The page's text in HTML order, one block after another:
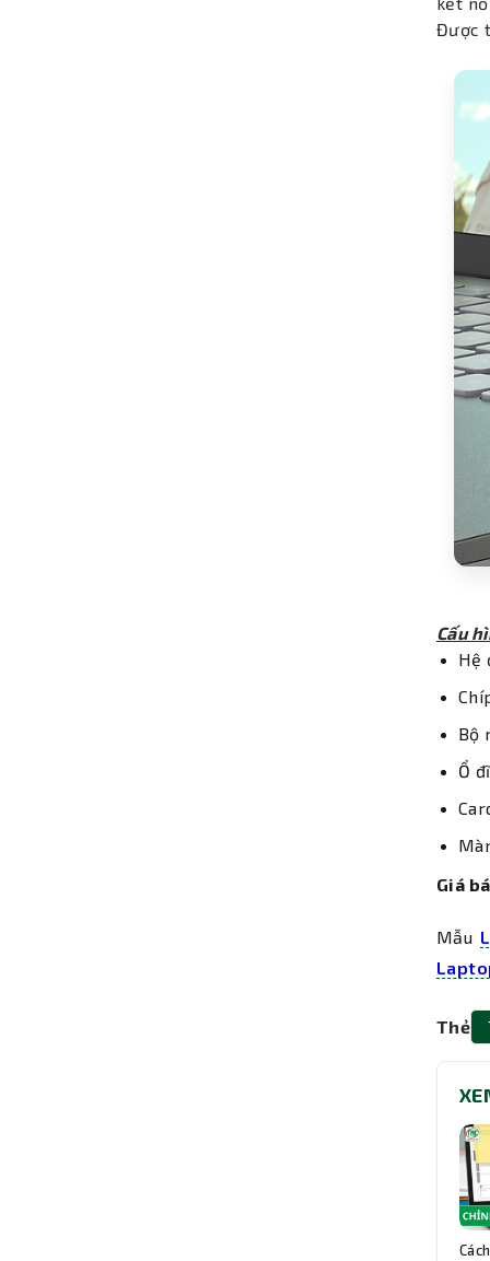
Được
Cấu
Hệ
Bộ
Ổ
Giá
Mẫu
Thẻ